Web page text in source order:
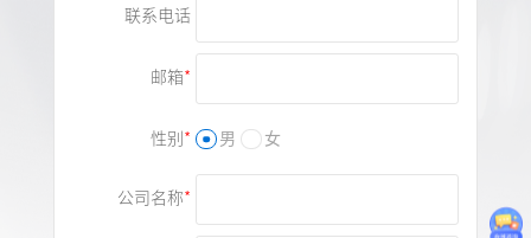
联系电话
邮箱
性别 男 女
公司名称